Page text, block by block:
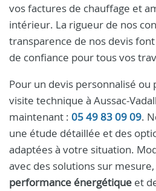
vos factures de chauffage et
intérieur. La rigueur de nos
transparence de nos devis
de confiance pour tous vos
Pour un devis personnalisé
visite technique à Aussac-
maintenant : 05 49 83 09 09.
une étude détaillée et des
adaptées à votre situation.
avec des solutions sur
performance énergétique et